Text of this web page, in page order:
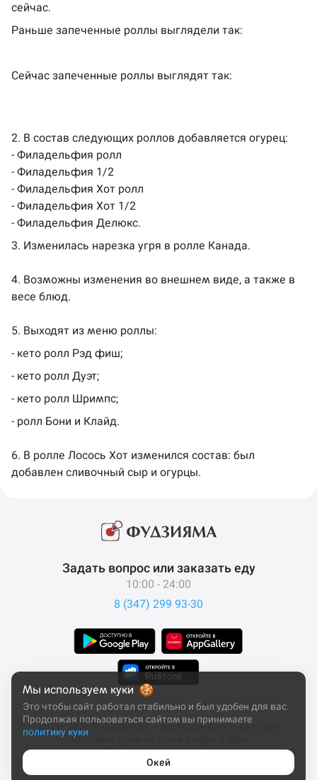
сейчас.
Раньше запеченные роллы выглядели так:
Сейчас запеченные роллы выглядят так:
2. В состав следующих роллов добавляется огурец:
- Филадельфия ролл
- Филадельфия 1/2
- Филадельфия Хот ролл
- Филадельфия Хот 1/2
- Филадельфия Делюкс.
3. Изменилась нарезка угря в ролле Канада.
4. Возможны изменения во внешнем виде, а также в
весе блюд.
5. Выходят из меню роллы:
- кето ролл Рэд фиш;
- кето ролл Дуэт;
- кето ролл Шримпс;
- ролл Бони и Клайд.
6. В ролле Лосось Хот изменился состав: был
добавлен сливочный сыр и огурцы.
Задать вопрос или заказать еду
10:00 - 24:00
8 (347) 299 93-30
2011–2026 © Фудзияма — ресторан доставки в Уфе
Доставка суши на дом и в офис в Уфе
Все права защищены
Мы используем куки
Это чтобы сайт работал стабильно и был удобен для вас.
Продолжая пользоваться сайтом вы принимаете
политику куки
Окей